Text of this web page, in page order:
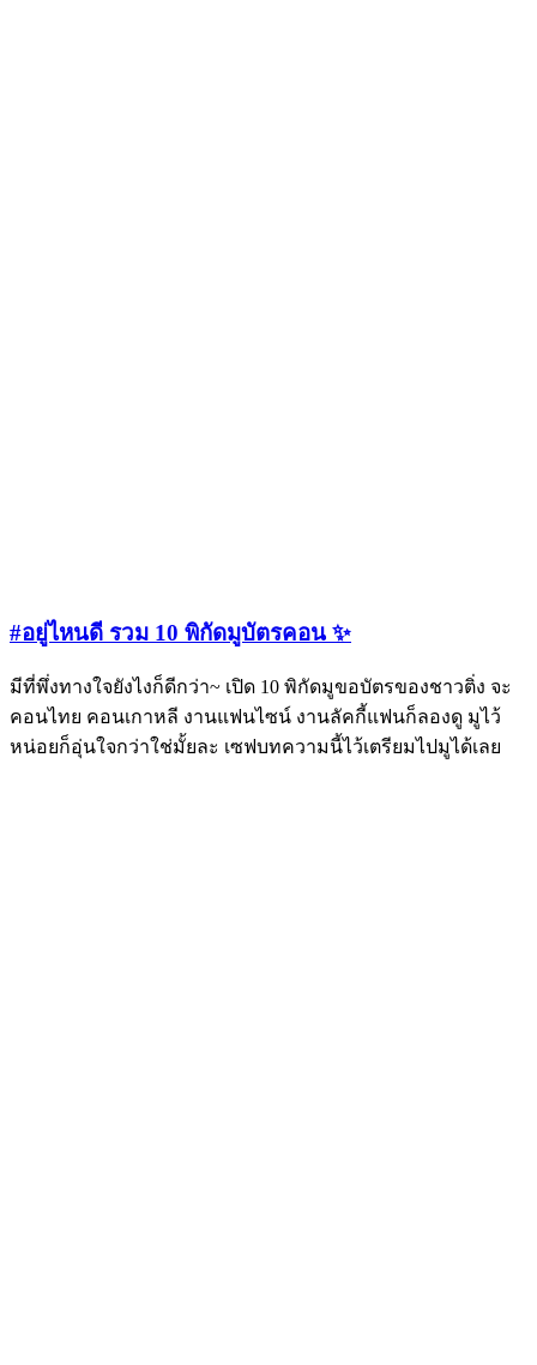
#อยู่ไหนดี รวม 10 พิกัดมูบัตรคอน ✨
มีที่พึ่งทางใจยังไงก็ดีกว่า~ เปิด 10 พิกัดมูขอบัตรของชาวติ่ง จะ
คอนไทย คอนเกาหลี งานแฟนไซน์ งานลัคกี้แฟนก็ลองดู มูไว้
หน่อยก็อุ่นใจกว่าใช่มั้ยละ เซฟบทความนี้ไว้เตรียมไปมูได้เลย